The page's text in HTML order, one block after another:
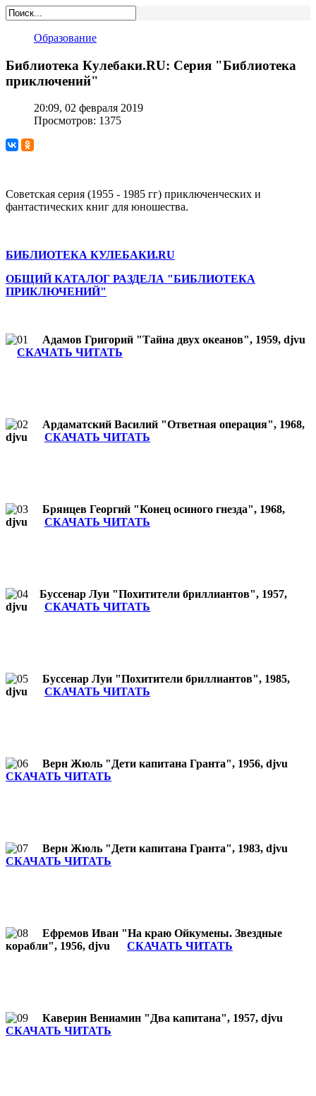
Образование
Библиотека Кулебаки.RU: Серия "Библиотека
приключений"
20:09, 02 февраля 2019
Просмотров: 1375
Советская серия (1955 - 1985 гг) приключенческих и
фантастических книг для юношества.
БИБЛИОТЕКА КУЛЕБАКИ.RU
ОБЩИЙ КАТАЛОГ РАЗДЕЛА "БИБЛИОТЕКА
ПРИКЛЮЧЕНИЙ"
Адамов Григорий "Тайна двух океанов", 1959, djvu
СКАЧАТЬ ЧИТАТЬ
Ардаматский Василий "Ответная операция", 1968,
djvu СКАЧАТЬ ЧИТАТЬ
Брянцев Георгий "Конец осиного гнезда", 1968,
djvu СКАЧАТЬ ЧИТАТЬ
Буссенар Луи "Похитители бриллиантов", 1957,
djvu СКАЧАТЬ ЧИТАТЬ
Буссенар Луи "Похитители бриллиантов", 1985,
djvu СКАЧАТЬ ЧИТАТЬ
Верн Жюль "Дети капитана Гранта", 1956, djvu
СКАЧАТЬ ЧИТАТЬ
Верн Жюль "Дети капитана Гранта", 1983, djvu
СКАЧАТЬ ЧИТАТЬ
Ефремов Иван "На краю Ойкумены. Звездные
корабли", 1956, djvu СКАЧАТЬ ЧИТАТЬ
Каверин Вениамин "Два капитана", 1957, djvu
СКАЧАТЬ ЧИТАТЬ